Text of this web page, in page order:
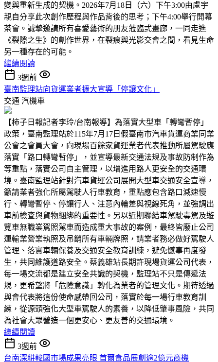
變與重新生成的契機。2026年7月18日（六）下午3:00由盧宇
親自分享此次創作歷程與作品背後的思考；下午4:00舉行開幕
茶會。誠摯邀請所有喜愛藝術的朋友蒞臨弎畫廊，一同走進
《裂隙之生》的創作世界，在裂痕與光影交會之間，看見生命
另一種存在的可能。
繼續閱讀
3週前
臺南監理站向貨運業者擴大宣導「停讓文化」
交通 汽機車
【柿子日報記者李玲/台南報導】為落實大型車「轉彎暫停」
政策，臺南監理站於115年7月17日假臺南市汽車貨運商業同業
公會之會員大會，向現場百餘家貨運業者代表推動所屬駕駛應
落實「路口轉彎暫停」，並宣導最新交通法規及事故防制作為
等重點，落實公司自主管理，以增進用路人更安全的交通環
境。臺南監理站針對汽車貨運公司展開大型車交通安全宣導，
籲請業者強化所屬駕駛人行車教育，重點應包含路口減速慢
行、轉彎暫停、停讓行人、注意內輪差與視線死角，並強調出
車前檢查與貨物綑綁的重要性。另以近期聯結車駕駛毒駕及遊
覽車無職業駕照駕車而造成重大事故的案例，最終皆廢止公司
運輸業營業執照及吊銷所有車輛牌照，請業者務必做好駕駛人
管理、落實車輛保養及交通安全教育訓練，避免憾事再度發
生，共同維護道路安全。蔡義雄站長期許現場貨運公司代表，
每一場交流都是建立安全共識的契機，監理站不只是傳遞法
規，更希望將「危險意識」轉化為業者的管理文化。期待透過
與會代表將這份使命感帶回公司，落實於每一場行車教育訓
練，從源頭強化大型車駕駛人的素養，以降低肇事風險，共同
為社會大眾營造一個更安心、更友善的交通環境。
繼續閱讀
3週前
台南深耕韓國市場成果亮眼 首爾食品展創逾2億元商機